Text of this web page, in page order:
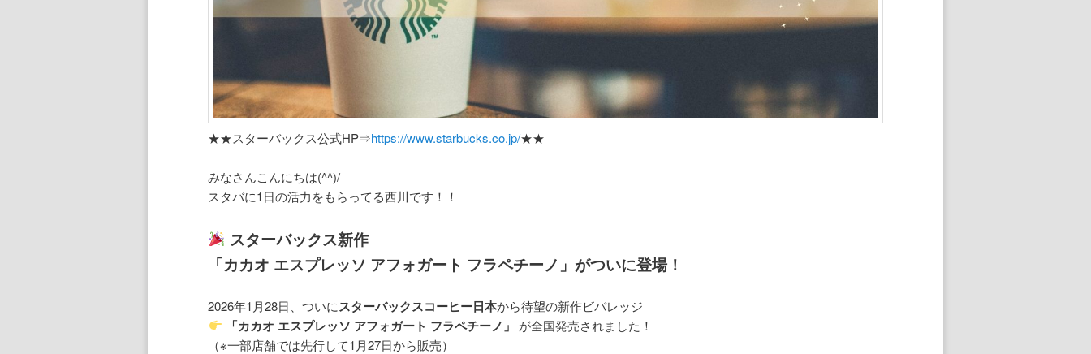
★★スターバックス公式HP⇒https://www.starbucks.co.jp/★★
みなさんこんにちは(^^)/
スタバに1日の活力をもらってる西川です！！
スターバックス新作
「カカオ エスプレッソ アフォガート フラペチーノ」がついに登場！
2026年1月28日、ついにスターバックスコーヒー日本から待望の新作ビバレッジ
「カカオ エスプレッソ アフォガート フラペチーノ」
が全国発売されました！
（※一部店舗では先行して1月27日から販売）